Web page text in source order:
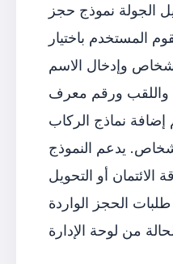
الجولة نموذج حجز
المستخدم باختيار
وإدخال الاسم
واللقب ورقم معرف TR ومعلومات الهاتف
إضافة نماذج الركاب
يدعم النموذج
أو التحويل
الحجز الواردة